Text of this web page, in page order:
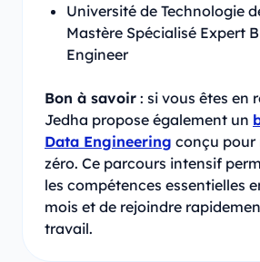
Université de Technologie
Mastère Spécialisé Expert
Engineer
Bon à savoir : si vous êtes en
Jedha propose également un
Data Engineering conçu pour
zéro. Ce parcours intensif
les compétences essentielles
mois et de rejoindre
travail.